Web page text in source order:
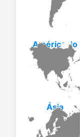
América do
Ásia